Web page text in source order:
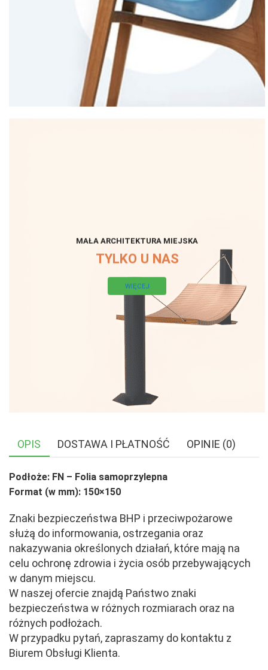
MAŁA ARCHITEKTURA MIEJSKA
TYLKO U NAS
WIĘCEJ
OPIS DOSTAWA I PŁATNOŚĆ OPINIE (0)
Podłoże: FN – Folia samoprzylepna
Format (w mm): 150×150
Znaki bezpieczeństwa BHP i przeciwpożarowe
służą do informowania, ostrzegania oraz
nakazywania określonych działań, które mają na
celu ochronę zdrowia i życia osób przebywających
w danym miejscu.
W naszej ofercie znajdą Państwo znaki
bezpieczeństwa w różnych rozmiarach oraz na
różnych podłożach.
W przypadku pytań, zapraszamy do kontaktu z
Biurem Obsługi Klienta.